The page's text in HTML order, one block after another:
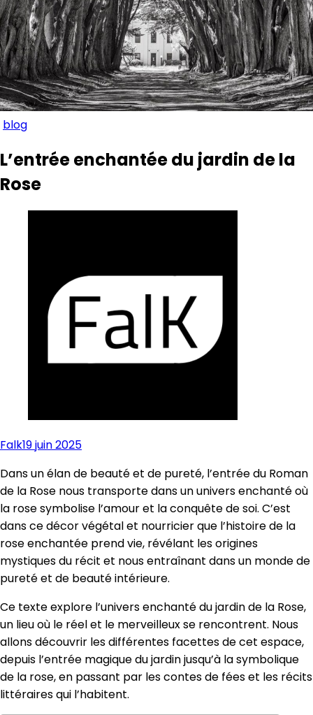
blog
L’entrée enchantée du jardin de la
Rose
Falk19 juin 2025
Dans un élan de beauté et de pureté, l’entrée du Roman
de la Rose nous transporte dans un univers enchanté où
la rose symbolise l’amour et la conquête de soi. C’est
dans ce décor végétal et nourricier que l’histoire de la
rose enchantée prend vie, révélant les origines
mystiques du récit et nous entraînant dans un monde de
pureté et de beauté intérieure.
Ce texte explore l’univers enchanté du jardin de la Rose,
un lieu où le réel et le merveilleux se rencontrent. Nous
allons découvrir les différentes facettes de cet espace,
depuis l’entrée magique du jardin jusqu’à la symbolique
de la rose, en passant par les contes de fées et les récits
littéraires qui l’habitent.